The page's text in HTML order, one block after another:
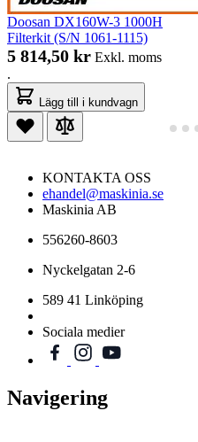
Doosan DX160W-3 1000H
Filterkit (S/N 1061-1115)
5 814,50 kr Exkl. moms
.
Lägg till i kundvagn
KONTAKTA OSS
ehandel@maskinia.se
Maskinia AB
556260-8603
Nyckelgatan 2-6
589 41 Linköping
Sociala medier
Navigering